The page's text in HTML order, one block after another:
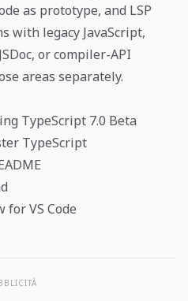
as prototype, and LSP
with legacy JavaScript,
or compiler-API
areas separately.
TypeScript 7.0 Beta
TypeScript
for VS Code